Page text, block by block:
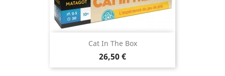
Cat In The Box
Prix
26,50 €